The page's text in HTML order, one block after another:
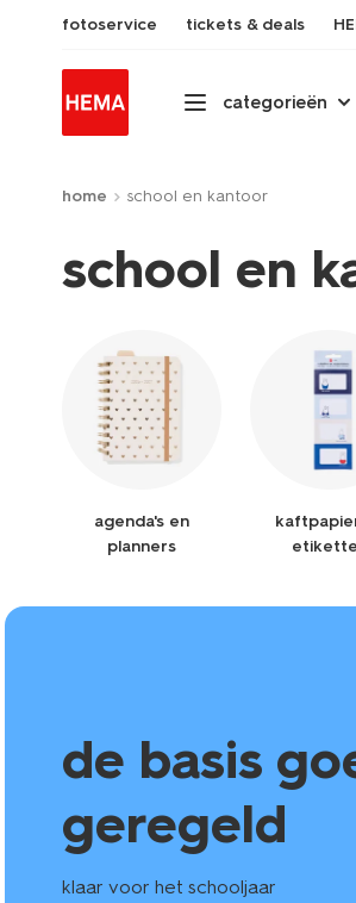
fotoservice tickets & deals
categorieën
home school en kantoor
school en
agenda's en
planners
de basis
geregeld
klaar voor het schooljaar